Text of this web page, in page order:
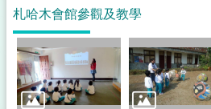
札哈木會館參觀及教學